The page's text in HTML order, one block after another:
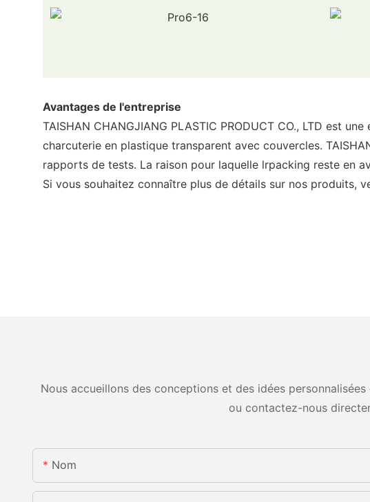
Avantages de l'entreprise
TAISHAN CHANGJIANG PLASTIC PRODUCT CO., LTD est
charcuterie en plastique transparent avec couvercles.
rapports de tests. La raison pour laquelle lrpacking reste en
Si vous souhaitez connaître plus de détails sur nos produits,
Nous accueillons des conceptions et des idées
ou contactez-nous
Nom